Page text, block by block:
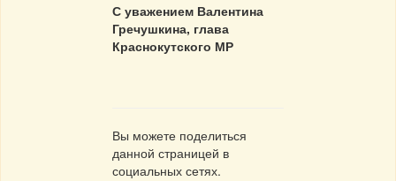
С уважением Валентина
Гречушкина, глава
Краснокутского МР
Вы можете поделиться
данной страницей в
социальных сетях.